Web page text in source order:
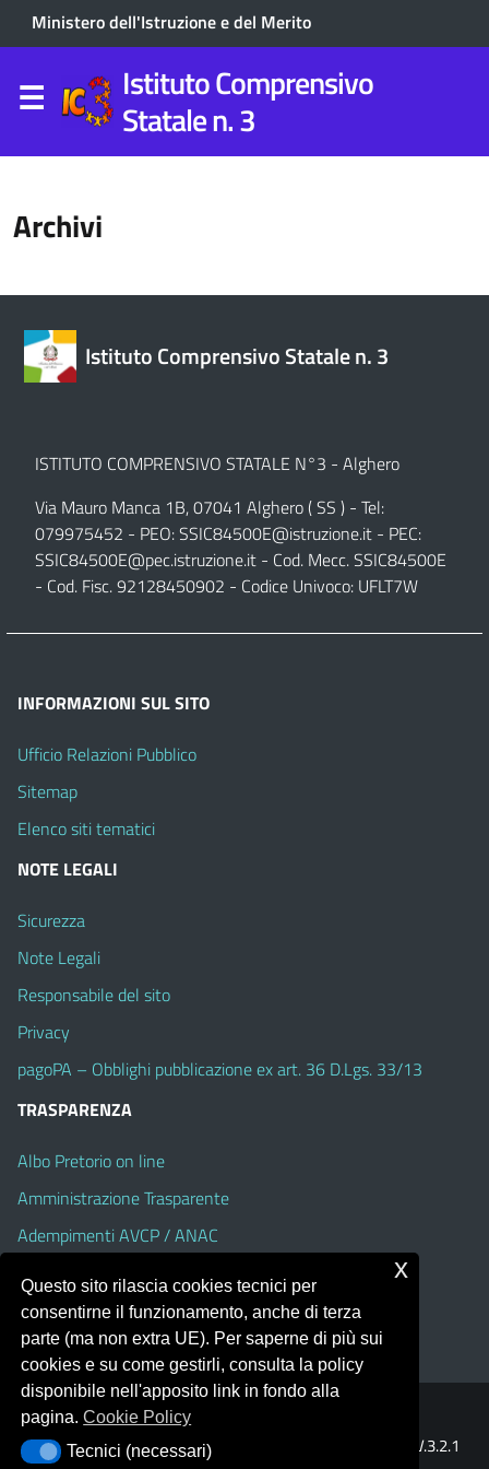
Ministero dell'Istruzione e del Merito
Istituto Comprensivo
Statale n. 3
Archivi
Istituto Comprensivo Statale n. 3
ISTITUTO COMPRENSIVO STATALE N°3 - Alghero
Via Mauro Manca 1B, 07041 Alghero ( SS ) - Tel:
079975452 - PEO:SSIC84500E@istruzione.it - PEC:
SSIC84500E@pec.istruzione.it - Cod. Mecc. SSIC84500E
- Cod. Fisc. 92128450902 - Codice Univoco: UFLT7W
INFORMAZIONI SUL SITO
Ufficio Relazioni Pubblico
Sitemap
Elenco siti tematici
NOTE LEGALI
Sicurezza
Note Legali
Responsabile del sito
Privacy
pagoPA – Obblighi pubblicazione ex art. 36 D.Lgs. 33/13
TRASPARENZA
Albo Pretorio on line
Amministrazione Trasparente
Adempimenti AVCP / ANAC
Accesso Civico
Dichiarazione di accessibilità
Portale realizzato con la piattaforma
Template Italia configurato sul tema accessibile
V.3.2.1
Questo sito rilascia cookies tecnici per
consentirne il funzionamento, anche di terza
parte (ma non extra UE). Per saperne di più sui
cookies e su come gestirli, consulta la policy
disponibile nell'apposito link in fondo alla
pagina.Cookie Policy
Tecnici (necessari)
Tecnici (necessari)
x